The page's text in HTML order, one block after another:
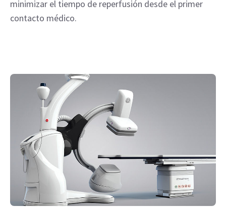
minimizar el tiempo de reperfusión desde el primer
contacto médico.